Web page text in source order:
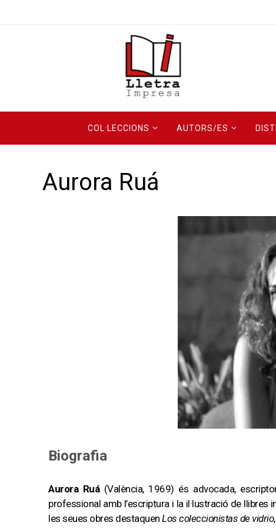
COL·LECCIONS AUTORS/ES
Aurora Ruá
Biografia
Aurora Ruá(València, 1969) és advocada,
professional amb l’escriptura i la il·lustració de llibres
les seues obres destaquen Los coleccionistas de vidrio,